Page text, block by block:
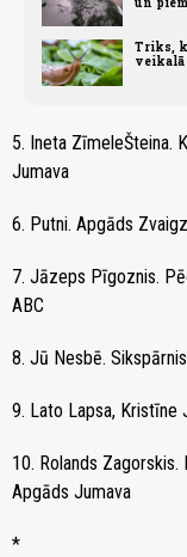
Triks,
5. Ineta ZīmeleŠteina.
Jumava
6. Putni. Apgāds
7. Jāzeps Pīgoznis.
ABC
8. Jū Nesbē.
9. Lato Lapsa, Kristīne
10. Rolands
Apgāds Jumava
*